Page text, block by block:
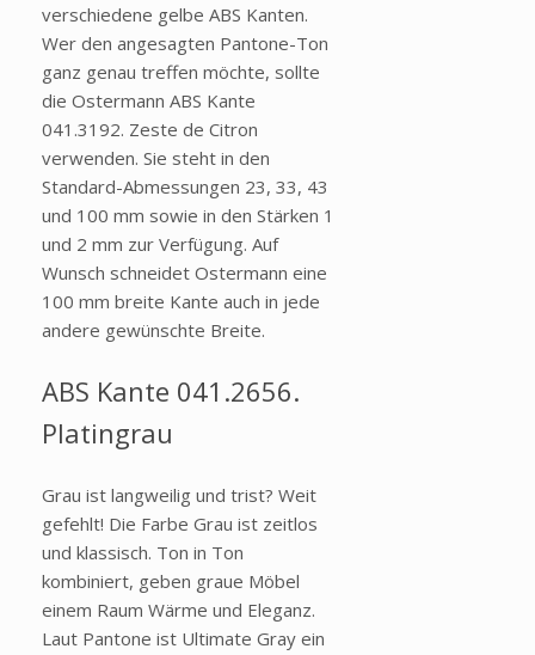
verschiedene gelbe ABS Kanten.
Wer den angesagten Pantone-Ton
ganz genau treffen möchte, sollte
die Ostermann ABS Kante
041.3192. Zeste de Citron
verwenden. Sie steht in den
Standard-Abmessungen 23, 33, 43
und 100 mm sowie in den Stärken 1
und 2 mm zur Verfügung. Auf
Wunsch schneidet Ostermann eine
100 mm breite Kante auch in jede
andere gewünschte Breite.
ABS Kante 041.2656.
Platingrau
Grau ist langweilig und trist? Weit
gefehlt! Die Farbe Grau ist zeitlos
und klassisch. Ton in Ton
kombiniert, geben graue Möbel
einem Raum Wärme und Eleganz.
Laut Pantone ist Ultimate Gray ein